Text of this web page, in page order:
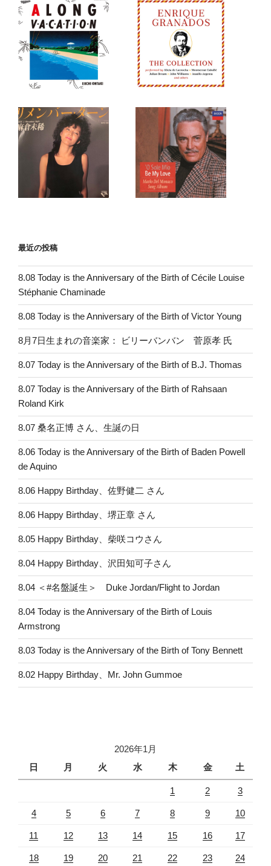
最近の投稿
8.08 Today is the Anniversary of the Birth of Cécile Louise
Stéphanie Chaminade
8.08 Today is the Anniversary of the Birth of Victor Young
8月7日生まれの音楽家： ビリーバンバン 菅原孝 氏
8.07 Today is the Anniversary of the Birth of B.J. Thomas
8.07 Today is the Anniversary of the Birth of Rahsaan
Roland Kirk
8.07 桑名正博 さん、生誕の日
8.06 Today is the Anniversary of the Birth of Baden Powell
de Aquino
8.06 Happy Birthday、佐野健二 さん
8.06 Happy Birthday、堺正章 さん
8.05 Happy Birthday、柴咲コウさん
8.04 Happy Birthday、沢田知可子さん
8.04 ＜#名盤誕生＞ Duke Jordan/Flight to Jordan
8.04 Today is the Anniversary of the Birth of Louis
Armstrong
8.03 Today is the Anniversary of the Birth of Tony Bennett
8.02 Happy Birthday、Mr. John Gummoe
2026年1月
日
月 火 水 木 金 土
1 2 3
4 5 6 7 8 9 10
11 12 13 14 15 16 17
18 19 20 21 22 23 24